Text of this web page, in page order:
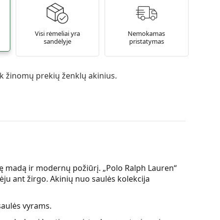
Visi rėmeliai yra
sandėlyje
Nemokamas
pristatymas
žinomų prekių ženklų akinius.
madą ir modernų požiūrį. „Polo Ralph Lauren“
ant žirgo. Akinių nuo saulės kolekcija
vyrams.